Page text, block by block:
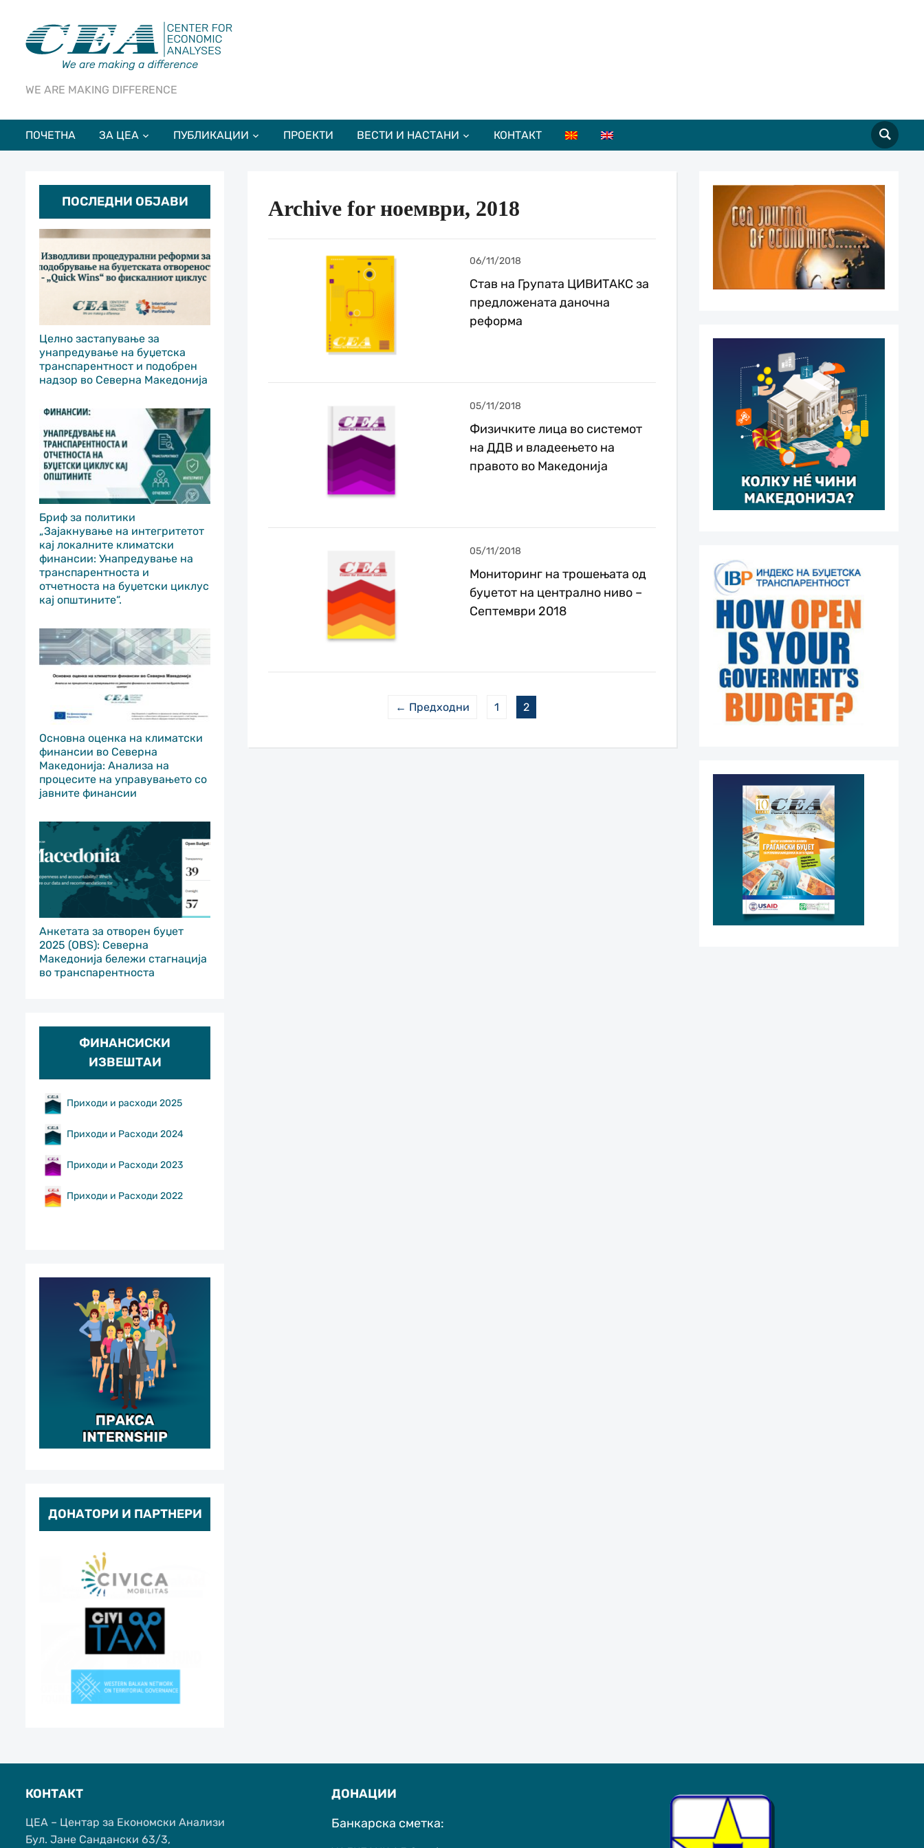
WE ARE MAKING DIFFERENCE
ПОЧЕТНА ЗА ЦЕА ПУБЛИКАЦИИ ПРОЕКТИ ВЕСТИ И НАСТАНИ КОНТАКТ
ПОСЛЕДНИ ОБЈАВИ
Целно застапување за
унапредување на буџетска
транспарентност и подобрен
надзор во Северна Македонија
Бриф за политики
„Зајакнување на интегритетот
кај локалните климатски
финансии: Унапредување на
транспарентноста и
отчетноста на буџетски циклус
кај општините“.
Основна оценка на климатски
финансии во Северна
Македонија: Анализа на
процесите на управувањето со
јавните финансии
Анкетата за отворен буџет
2025 (OBS): Северна
Македонија бележи стагнација
во транспарентноста
ФИНАНСИСКИ
ИЗВЕШТАИ
Приходи и расходи 2025
Приходи и Расходи 2024
Приходи и Расходи 2023
Приходи и Расходи 2022
ДОНАТОРИ И ПАРТНЕРИ
Archive for ноември, 2018
06/11/2018
Став на Групата ЦИВИТАКС за
предложената даночна
реформа
05/11/2018
Физичките лица во системот
на ДДВ и владеењето на
правото во Македонија
05/11/2018
Мониторинг на трошењата од
буџетот на централно ниво –
Септември 2018
← Предходни 1 2
КОНТАКТ
ЦЕА – Центар за Економски Анализи
Бул. Јане Сандански 63/3,
ДОНАЦИИ
Банкарска сметка: